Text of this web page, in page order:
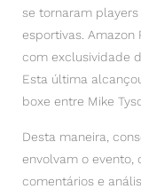
se tornaram
esportivas. Amazon
com exclusividade
Esta última
boxe entre Mike
Desta maneira,
envolvam o evento,
comentários e